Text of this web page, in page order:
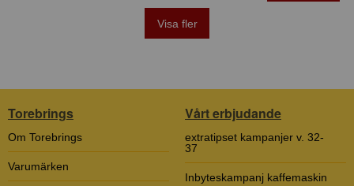
Visa fler
Torebrings
Om Torebrings
Varumärken
Vårt erbjudande
extratipset kampanjer v. 32-
37
Inbyteskampanj kaffemaskin